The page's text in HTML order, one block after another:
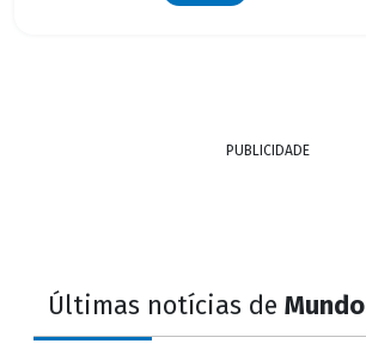
PUBLICIDADE
Últimas notícias de Mundo